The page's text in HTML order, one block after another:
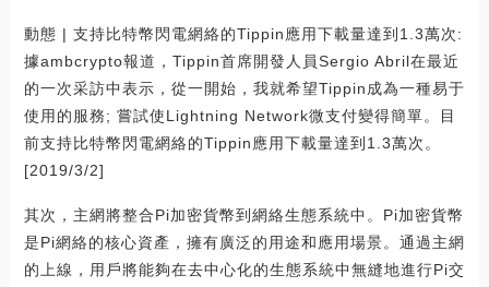
動態 | 支持比特幣閃電網絡的Tippin應用下載量達到1.3萬次:
據ambcrypto報道，Tippin首席開發人員Sergio Abril在最近
的一次采訪中表示，從一開始，我就希望Tippin成為一種易于
使用的服務; 嘗試使Lightning Network微支付變得簡單。目
前支持比特幣閃電網絡的Tippin應用下載量達到1.3萬次。
[2019/3/2]
其次，主網將整合Pi加密貨幣到網絡生態系統中。Pi加密貨幣
是Pi網絡的核心資產，擁有廣泛的用途和應用場景。通過主網
的上線，用戶將能夠在去中心化的生態系統中無縫地進行Pi交